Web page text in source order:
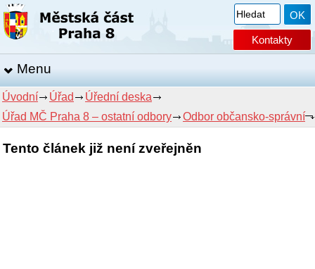
Kontakty
Menu
Úvodní Úřad
Úřední deska
Úřad MČ Praha 8 – ostatní odbory
Odbor občansko-správní
Tento článek již není zveřejněn